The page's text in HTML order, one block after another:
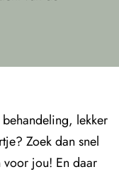
lekker
Zoek dan snel
voor jou! En daar